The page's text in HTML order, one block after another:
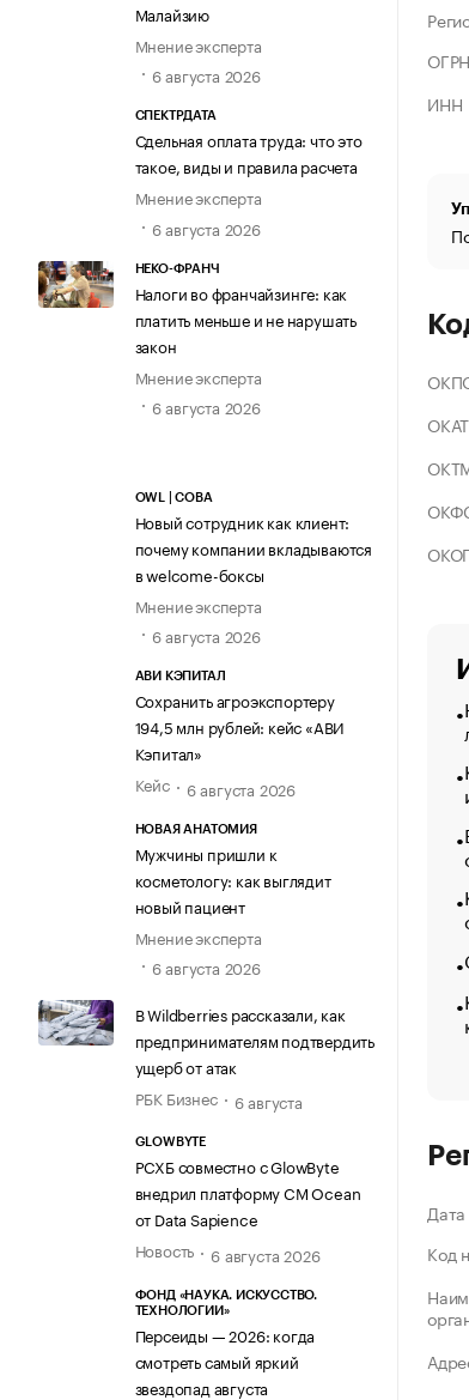
Малайзию
Мнение эксперта
6 августа 2026
СПЕКТРДАТА
Сдельная оплата труда: что это
такое, виды и правила расчета
Мнение эксперта
6 августа 2026
НЕКО-ФРАНЧ
Налоги во франчайзинге: как
платить меньше и не нарушать
закон
Мнение эксперта
6 августа 2026
OWL | СОВА
Новый сотрудник как клиент:
почему компании вкладываются
в welcome-боксы
Мнение эксперта
6 августа 2026
АВИ КЭПИТАЛ
Сохранить агроэкспортеру
194,5 млн рублей: кейс «АВИ
Кэпитал»
Кейс
6 августа 2026
НОВАЯ АНАТОМИЯ
Мужчины пришли к
косметологу: как выглядит
новый пациент
Мнение эксперта
6 августа 2026
В Wildberries рассказали, как
предпринимателям подтвердить
ущерб от атак
РБК Бизнес
6 августа
GLOWBYTE
РСХБ совместно с GlowByte
внедрил платформу CM Ocean
от Data Sapience
Новость
6 августа 2026
ФОНД «НАУКА. ИСКУССТВО.
ТЕХНОЛОГИИ»
Персеиды — 2026: когда
смотреть самый яркий
звездопад августа
ИНН
Код